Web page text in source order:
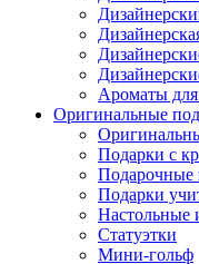
Ароматы
Оригинальные
Подарки с
Подарочные
Подарки
Настольные
Статуэтки
Мини-гольф